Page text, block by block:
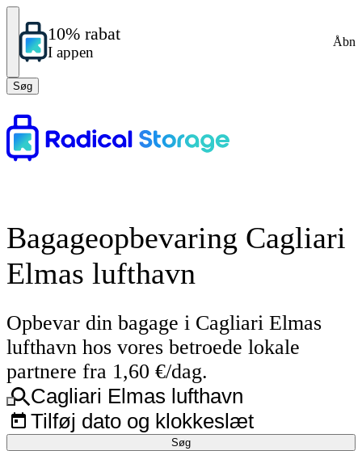
10% rabat
I appen
Åbn
Søg
Bagageopbevaring Cagliari
Elmas lufthavn
Opbevar din bagage i Cagliari Elmas
lufthavn hos vores betroede lokale
partnere fra 1,60 €/dag.
Cagliari Elmas lufthavn
Tilføj dato og klokkeslæt
Søg